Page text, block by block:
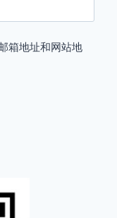
箱地址和网站地